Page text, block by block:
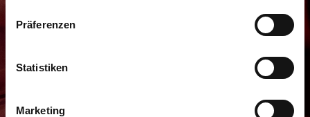
Präferenzen
Statistiken
Marketing